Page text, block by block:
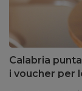
Calabria
i voucher per